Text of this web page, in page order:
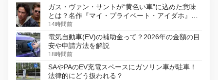
ガス・ヴァン・サントが“黄色い車”に込めた意味
とは？名作『マイ・プライベート・アイダホ』が
初のデジタルリマスター版で復活
14時間前
電気自動車(EV)の補助金って？2026年の金額の目
安や申請方法を解説
18時間前
SAやPAのEV充電スペースにガソリン車が駐車！
法律的にどう扱われる？